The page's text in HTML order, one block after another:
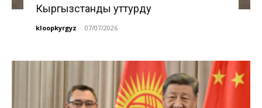
Кыргызстанды уттурду
kloopkyrgyz - 07/07/2026